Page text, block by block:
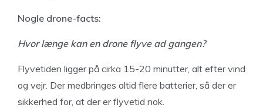
Nogle drone-facts:
Hvor længe kan en drone flyve ad gangen?
Flyvetiden ligger på cirka 15-20 minutter, alt efter vind
og vejr. Der medbringes altid flere batterier, så der er
sikkerhed for, at der er flyvetid nok.